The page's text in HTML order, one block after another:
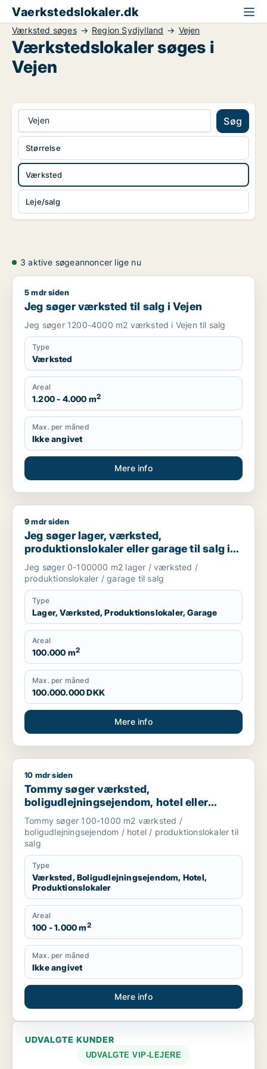
Vaerkstedslokaler.dk
Værksted søges Region Sydjylland Vejen
Værkstedslokaler søges i
Vejen
Vejen Søg
Værksted
Leje/salg
Størrelse
3 aktive søgeannoncer lige nu
Jeg søger værksted til salg i Vejen
5 mdr siden
Jeg søger værksted til salg i Vejen
Jeg søger 1200-4000 m2 værksted i Vejen til salg
Type
Værksted
Areal
1.200 - 4.000 m2
Max. per måned
Ikke angivet
Mere info
Jeg søger lager, værksted, produktionslokaler eller garage
9 mdr siden
Jeg søger lager, værksted,
produktionslokaler eller garage til salg i
Vejen, Brørup eller Holsted m.fl.
Jeg søger 0-100000 m2 lager / værksted /
produktionslokaler / garage til salg
Type
Lager, Værksted, Produktionslokaler, Garage
Areal
100.000 m2
Max. per måned
100.000.000 DKK
Mere info
Tommy søger værksted, boligudlejningsejendom, hotel
10 mdr siden
Tommy søger værksted,
boligudlejningsejendom, hotel eller
produktionslokaler til salg i
Trekantsområdet
Tommy søger 100-1000 m2 værksted /
boligudlejningsejendom / hotel / produktionslokaler til
salg
Type
Værksted, Boligudlejningsejendom, Hotel,
Produktionslokaler
Areal
100 - 1.000 m2
Max. per måned
Ikke angivet
Mere info
UDVALGTE KUNDER
UDVALGTE VIP-LEJERE